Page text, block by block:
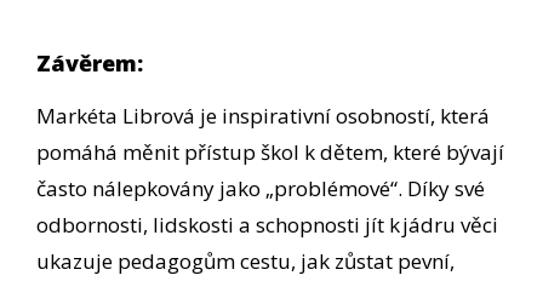
Závěrem:
Markéta Librová je inspirativní osobností, která
pomáhá měnit přístup škol k dětem, které bývají
často nálepkovány jako „problémové“. Díky své
odbornosti, lidskosti a schopnosti jít k jádru věci
ukazuje pedagogům cestu, jak zůstat pevní,